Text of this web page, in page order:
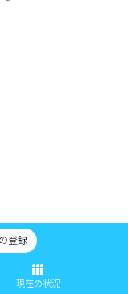
登録
現在の状況